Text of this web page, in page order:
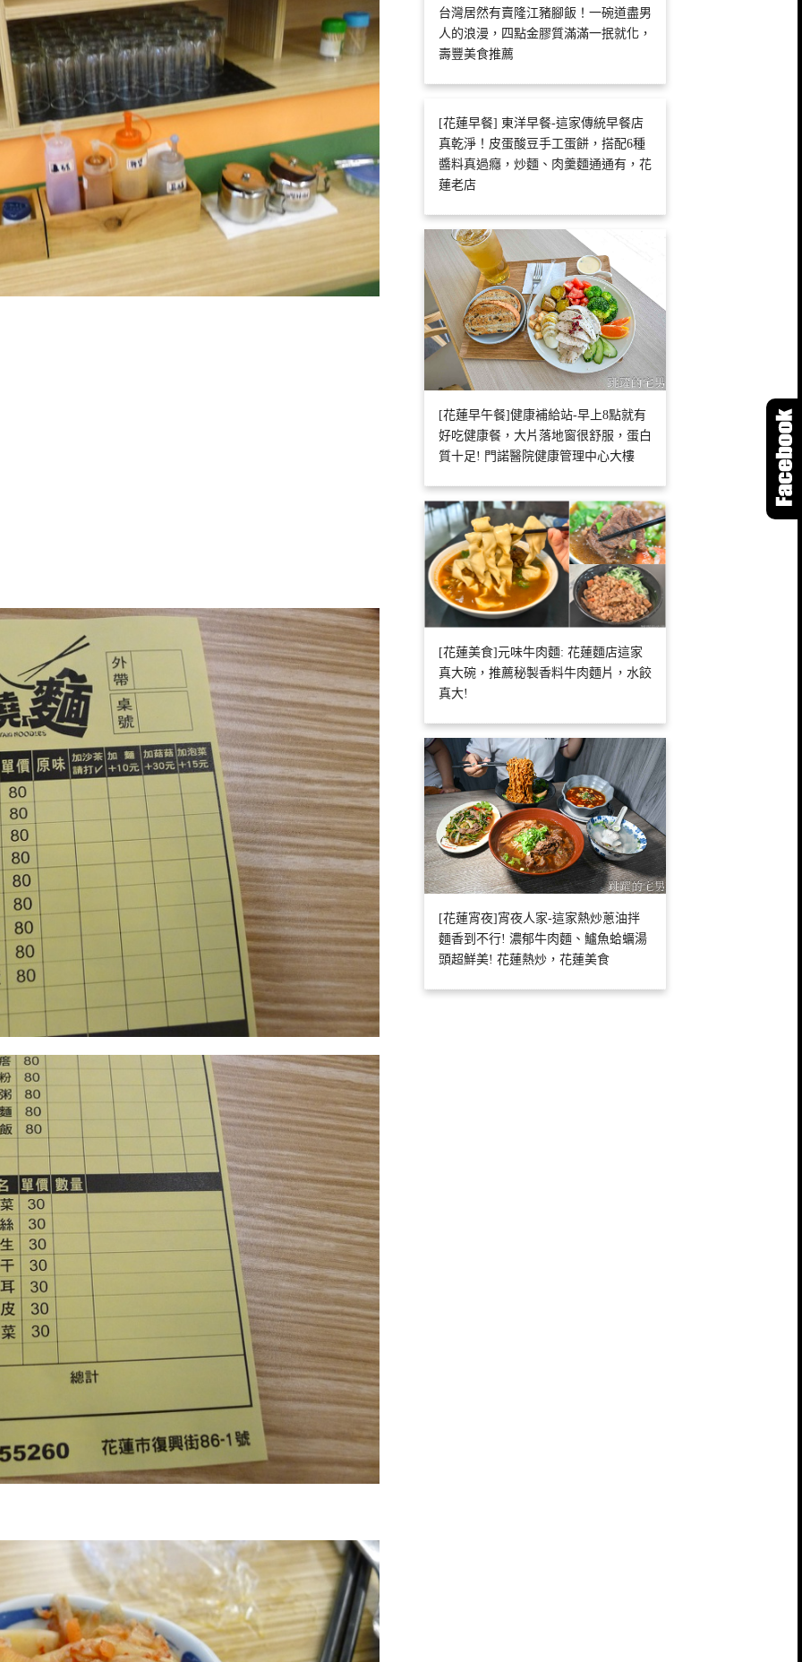
台灣居然有賣隆江豬腳飯！一碗道盡男
人的浪漫，四點金膠質滿滿一抿就化，
壽豐美食推薦
[花蓮早餐] 東洋早餐-這家傳統早餐店
真乾淨！皮蛋酸豆手工蛋餅，搭配6種
醬料真過癮，炒麵、肉羹麵通通有，花
蓮老店
[花蓮早午餐]健康補給站-早上8點就有
好吃健康餐，大片落地窗很舒服，蛋白
質十足! 門諾醫院健康管理中心大樓
[花蓮美食]元味牛肉麵: 花蓮麵店這家
真大碗，推薦秘製香料牛肉麵片，水餃
真大!
[花蓮宵夜]宵夜人家-這家熱炒蔥油拌
麵香到不行! 濃郁牛肉麵、鱸魚蛤蠣湯
頭超鮮美! 花蓮熱炒，花蓮美食